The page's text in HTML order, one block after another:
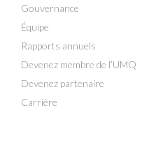
Gouvernance
Équipe
Rapports annuels
Devenez membre de l’UMQ
Devenez partenaire
Carrière